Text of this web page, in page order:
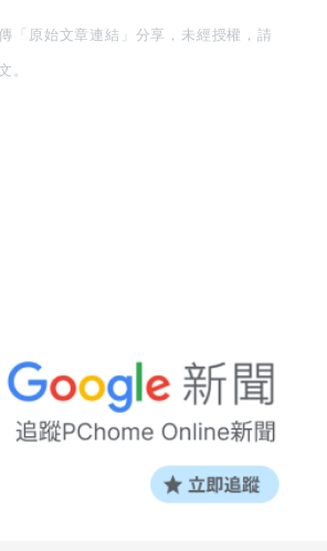
「原始文章連結」分享，未經授權，請
。